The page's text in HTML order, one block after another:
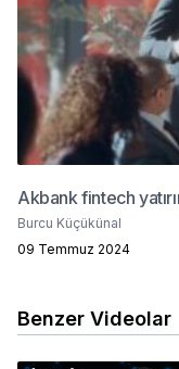
Akbank fintech
Burcu Küçükünal
09 Temmuz 2024
Benzer Videolar